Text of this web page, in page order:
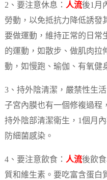
2、要注意休息： 人流後1月
勞動，以免抵抗力降低誘發
要做運動，維持正常的日常
的運動，如散步、做肌肉拉
動，如慢跑、瑜伽、有氧健
3、持外陰清潔，嚴禁性生活
子宮內膜也有一個修複過程
持外陰部清潔衛生，1個月
防細菌感染。
4、要注意飲食： 人流後飲
質和維生素。要吃富含蛋白